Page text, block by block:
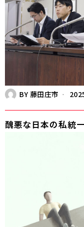
BY 藤田庄市
醜悪な日本の私――